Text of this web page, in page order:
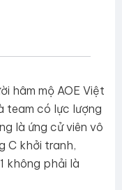
hâm mộ AOE Việt
team có lực lượng
là ứng cử viên vô
C khởi tranh,
không phải là